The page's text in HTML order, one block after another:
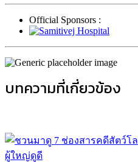
Official Sponsors :
บทความที่เกี่ยวข้อง